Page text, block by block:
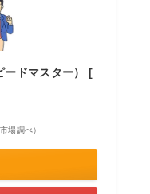
ードマスター） [
場調べ）